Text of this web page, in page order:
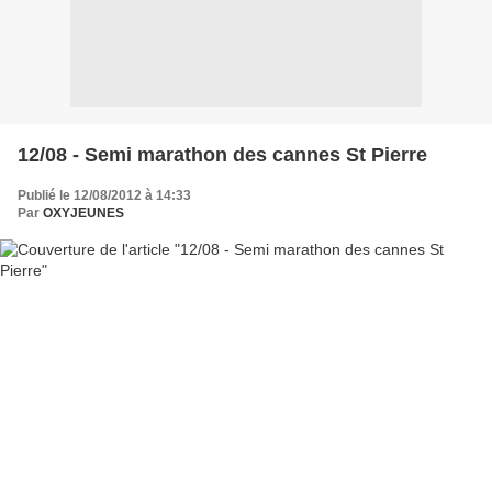
12/08 - Semi marathon des cannes St Pierre
Publié le 12/08/2012 à 14:33
Par OXYJEUNES